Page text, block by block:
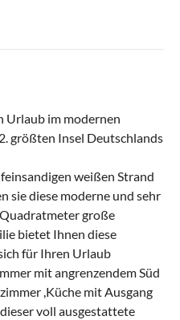
Urlaub im modernen
größten Insel Deutschlands
weißen Strand
sie diese moderne und sehr
große
bietet Ihnen diese
für Ihren Urlaub
mit angrenzendem Süd
,Küche mit Ausgang
voll ausgestattete